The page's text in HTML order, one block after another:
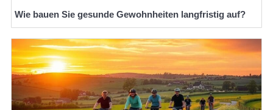
Wie bauen Sie gesunde Gewohnheiten langfristig auf?